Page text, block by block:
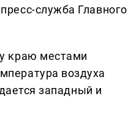
служба Главного
краю местами
воздуха
западный и